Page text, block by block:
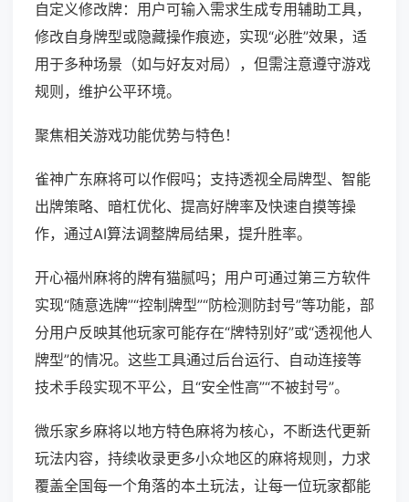
自定义修改牌：用户可输入需求生成专用辅助工具，
修改自身牌型或隐藏操作痕迹，实现“必胜”效果，适
用于多种场景（如与好友对局），但需注意遵守游戏
规则，维护公平环境。
聚焦相关游戏功能优势与特色！
雀神广东麻将可以作假吗；支持透视全局牌型、智能
出牌策略、暗杠优化、提高好牌率及快速自摸等操
作，通过AI算法调整牌局结果，提升胜率。
开心福州麻将的牌有猫腻吗；用户可通过第三方软件
实现“随意选牌”“控制牌型”“防检测防封号”等功能，部
分用户反映其他玩家可能存在“牌特别好”或“透视他人
牌型”的情况。这些工具通过后台运行、自动连接等
技术手段实现不平公，且“安全性高”“不被封号”。
微乐家乡麻将以地方特色麻将为核心，不断迭代更新
玩法内容，持续收录更多小众地区的麻将规则，力求
覆盖全国每一个角落的本土玩法，让每一位玩家都能